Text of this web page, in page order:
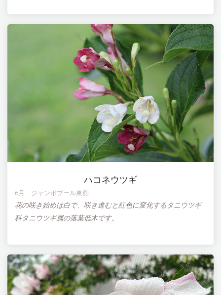
ハコネウツギ
6月 ジャンボプール東側
花の咲き始めは白で、咲き進むと紅色に変化するタニウツギ
科タニウツギ属の落葉低木です。